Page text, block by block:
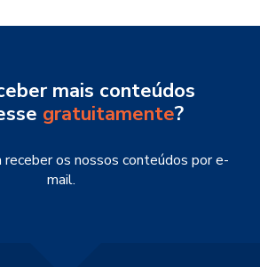
mais conteúdos
gratuitamente?
receber os nossos conteúdos por e-
mail.